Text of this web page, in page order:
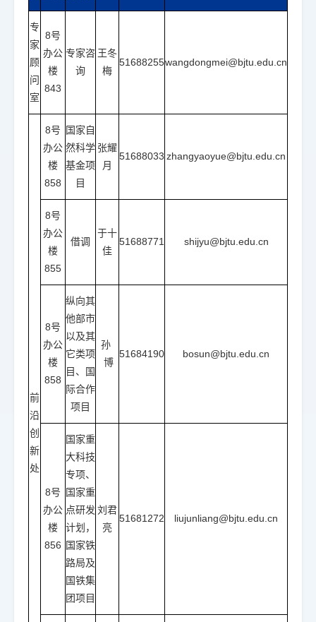
专
家
顾
问
室
8号
办公
楼
843
专家咨
询
王冬
梅
51688255wangdongmei@bjtu.edu.cn
前
沿
创
新
处
8号
办公
楼
858
国家自
然科学
基金项
目
张耀
月
51688033 zhangyaoyue@bjtu.edu.cn
8号
办公
楼
855
借调
于十
佳
51688771 shijyu@bjtu.edu.cn
8号
办公
楼
858
纵向其
他部市
以及其
它类项
目、国
际合作
项目
孙
博
51684190 bosun@bjtu.edu.cn
8号
办公
楼
856
国家重
大科技
专项、
国家重
点研发
计划，
国家铁
路局及
国铁集
团项目
刘君
亮
51681272 liujunliang@bjtu.edu.cn